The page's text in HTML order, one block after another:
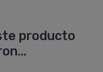
producto